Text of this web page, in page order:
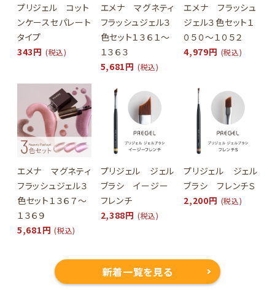
プリジェル コット
ンケースセパレート
タイプ
343円 (税込)
エメナ マグネティ
フラッシュジェル３
色セット１３６１～
１３６３
5,681円 (税込)
エメナ フラッシュ
ジェル３色セット１
０５０～１０５２
4,979円 (税込)
エメナ マグネティ
フラッシュジェル３
色セット１３６７～
１３６９
5,681円 (税込)
プリジェル ジェル
ブラシ イージー
フレンチ
2,388円 (税込)
プリジェル ジェル
ブラシ フレンチＳ
2,200円 (税込)
新着一覧を見る